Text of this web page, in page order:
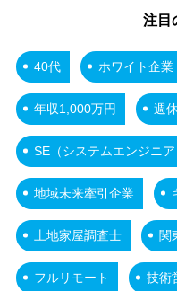
注目
40代 ホワイト企業
年収1,000万円 週
SE（システムエンジニア
地域未来牽引企業
土地家屋調査士 関
フルリモート 技術